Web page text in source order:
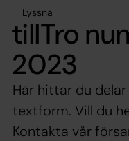
Lyssna
tillTro
2023
Här hittar du
textform. Vill du
Kontakta vår